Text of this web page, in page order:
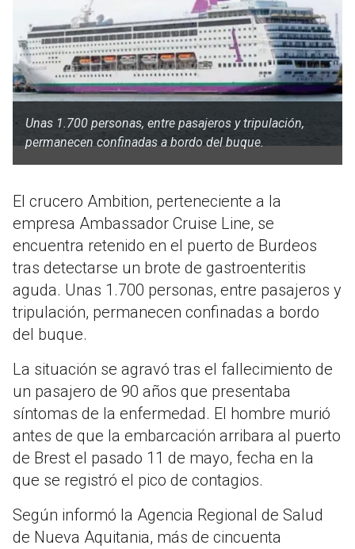
Unas 1.700 personas, entre pasajeros y tripulación,
permanecen confinadas a bordo del buque.
El crucero Ambition, perteneciente a la
empresa Ambassador Cruise Line, se
encuentra retenido en el puerto de Burdeos
tras detectarse un brote de gastroenteritis
aguda. Unas 1.700 personas, entre pasajeros y
tripulación, permanecen confinadas a bordo
del buque.
La situación se agravó tras el fallecimiento de
un pasajero de 90 años que presentaba
síntomas de la enfermedad. El hombre murió
antes de que la embarcación arribara al puerto
de Brest el pasado 11 de mayo, fecha en la
que se registró el pico de contagios.
Según informó la Agencia Regional de Salud
de Nueva Aquitania, más de cincuenta